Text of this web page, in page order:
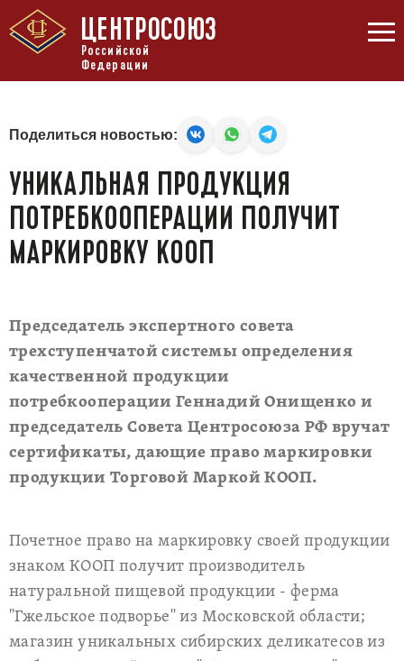
ЦЕНТРОСОЮЗ
Российской
Федерации
Поделиться новостью:
УНИКАЛЬНАЯ ПРОДУКЦИЯ
ПОТРЕБКООПЕРАЦИИ ПОЛУЧИТ
МАРКИРОВКУ КООП
Председатель экспертного совета
трехступенчатой системы определения
качественной продукции
потребкооперации Геннадий Онищенко и
председатель Совета Центросоюза РФ вручат
сертификаты, дающие право маркировки
продукции Торговой Маркой КООП.
Почетное право на маркировку своей продукции
знаком КООП получит производитель
натуральной пищевой продукции - ферма
"Гжельское подворье" из Московской области;
магазин уникальных сибирских деликатесов из